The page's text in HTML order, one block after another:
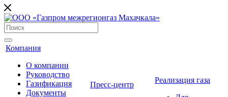
Компания
О компании
Руководство
Газификация
Документы
Пресс-центр
Реализация газа